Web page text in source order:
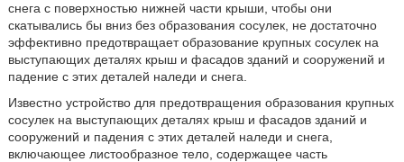
снега с поверхностью нижней части крыши, чтобы они
скатывались бы вниз без образования сосулек, не достаточно
эффективно предотвращает образование крупных сосулек на
выступающих деталях крыш и фасадов зданий и сооружений и
падение с этих деталей наледи и снега.
Известно устройство для предотвращения образования крупных
сосулек на выступающих деталях крыш и фасадов зданий и
сооружений и падения с этих деталей наледи и снега,
включающее листообразное тело, содержащее часть